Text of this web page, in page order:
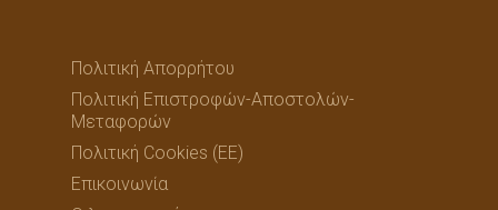
Πολιτική Απορρήτου
Πολιτική Επιστροφών-Αποστολών-
Μεταφορών
Πολιτική Cookies (ΕΕ)
Επικοινωνία